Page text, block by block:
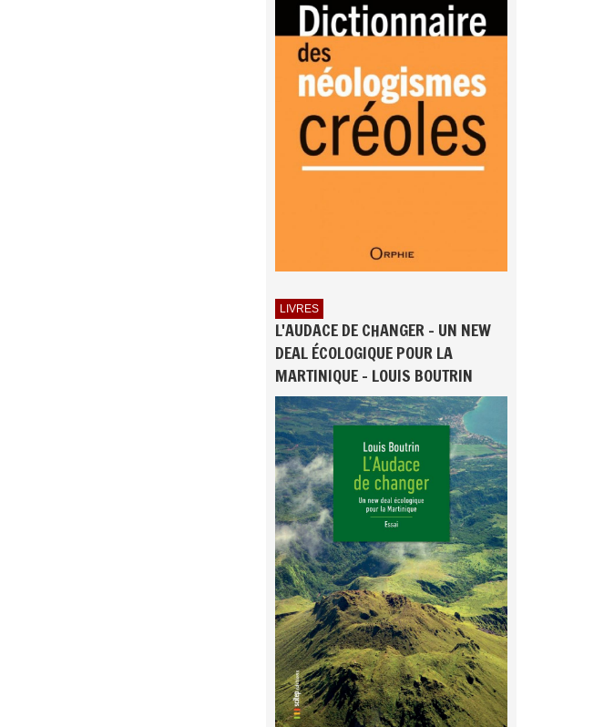
LIVRES
L'AUDACE DE CHANGER - UN NEW
DEAL ÉCOLOGIQUE POUR LA
MARTINIQUE - LOUIS BOUTRIN